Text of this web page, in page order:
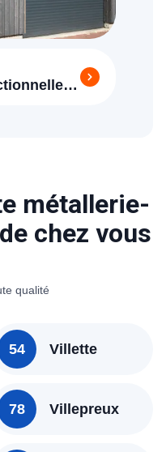
métallerie-
chez vous
qualité
54 Villette
78 Villepreux